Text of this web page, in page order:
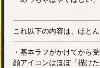
これ以下の内容は、ほと
・基本ラフがかけてから
顔アイコンはほぼ「描け